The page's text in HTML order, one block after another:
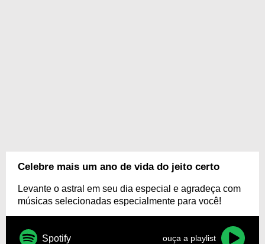
Celebre mais um ano de vida do jeito certo
Levante o astral em seu dia especial e agradeça com
músicas selecionadas especialmente para você!
Spotify ouça a playlist